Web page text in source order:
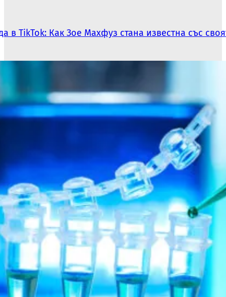
в TikTok: Как Зое Махфуз стана известна със